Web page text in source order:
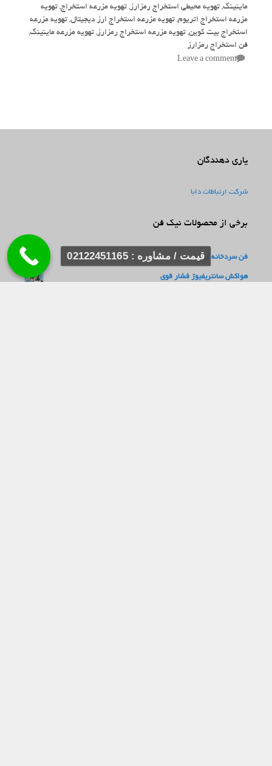
ماینینگ, تهویه محیطی استخراج رمزارز, تهویه مزرعه استخراج, تهویه
مزرعه استخراج اتریوم, تهویه مزرعه استخراج ارز دیجیتال, تهویه مزرعه
استخراج بیت کوین, تهویه مزرعه استخراج رمزارز, تهویه مزرعه ماینینگ,
فن استخراج رمزارز
Leave a comment
یاری دهندگان
شرکت ارتباطات دابا
برخی از محصولات نیک فن
فن سردخانه ای
هواکش سانتریفیوژ فشار قوی
قیمت / مشاوره : 02122451165